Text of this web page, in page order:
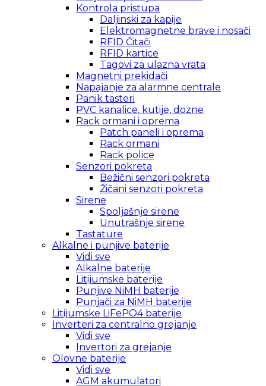
Kontrola pristupa
Daljinski za kapije
Elektromagnetne brave i nosači
RFID Čitači
RFID kartice
Tagovi za ulazna vrata
Magnetni prekidači
Napajanje za alarmne centrale
Panik tasteri
PVC kanalice, kutije, dozne
Rack ormani i oprema
Patch paneli i oprema
Rack ormani
Rack police
Senzori pokreta
Bežični senzori pokreta
Žičani senzori pokreta
Sirene
Spoljašnje sirene
Unutrašnje sirene
Tastature
Alkalne i punjive baterije
Vidi sve
Alkalne baterije
Litijumske baterije
Punjive NiMH baterije
Punjači za NiMH baterije
Litijumske LiFePO4 baterije
Inverteri za centralno grejanje
Vidi sve
Invertori za grejanje
Olovne baterije
Vidi sve
AGM akumulatori